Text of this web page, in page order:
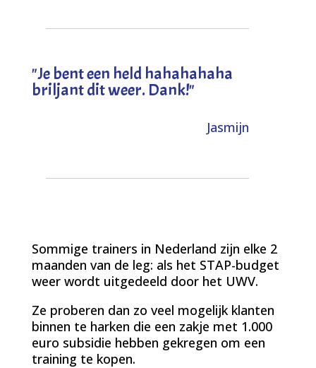
"Je bent een held hahahahaha
briljant dit weer. Dank!"
Jasmijn
Sommige trainers in Nederland zijn elke 2
maanden van de leg: als het STAP-budget
weer wordt uitgedeeld door het UWV.
Ze proberen dan zo veel mogelijk klanten
binnen te harken die een zakje met 1.000
euro subsidie hebben gekregen om een
training te kopen.